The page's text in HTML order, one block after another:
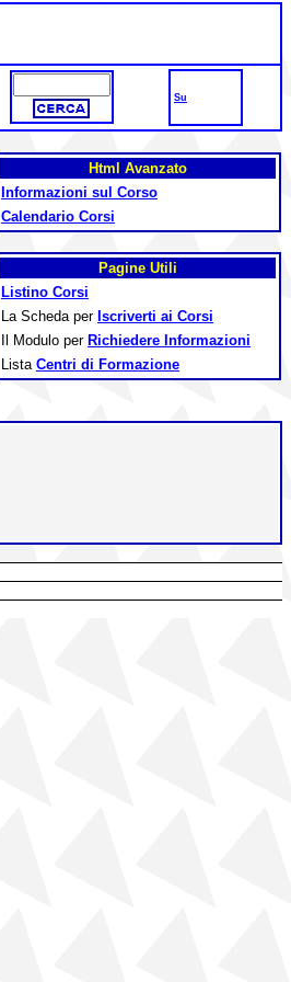
Su
Html Avanzato
Informazioni sul Corso
Calendario Corsi
Pagine Utili
Listino Corsi
La Scheda per Iscriverti ai Corsi
Il Modulo per Richiedere Informazioni
Lista Centri di Formazione